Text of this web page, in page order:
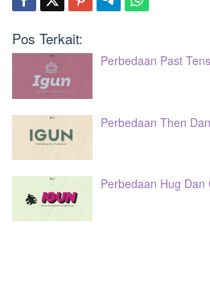
Pos Terkait:
Perbedaan Past
Perbedaan Then
Perbedaan Hug Dan